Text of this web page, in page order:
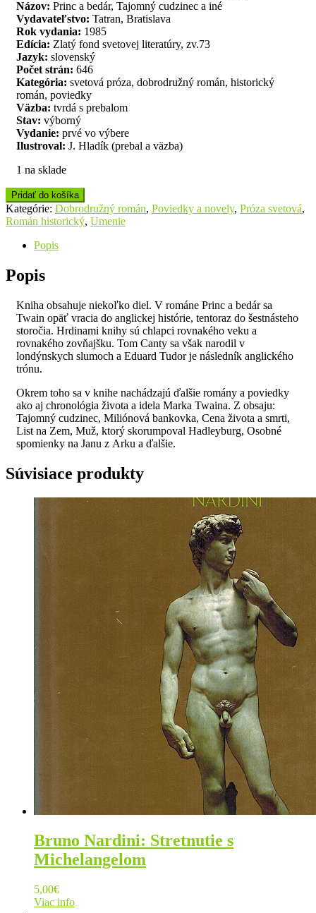
Názov: Princ a bedár, Tajomný cudzinec a iné
Vydavateľstvo: Tatran, Bratislava
Rok vydania: 1985
Edícia: Zlatý fond svetovej literatúry, zv.73
Jazyk: slovenský
Počet strán: 646
Kategória: svetová próza, dobrodružný román, historický
román, poviedky
Väzba: tvrdá s prebalom
Stav: výborný
Vydanie: prvé vo výbere
Ilustroval: J. Hladík (prebal a väzba)
1 na sklade
Pridať do košíka
Kategórie: Dobrodružný román, Poviedky a novely, Próza svetová,
Román historický, Umenie
Popis
Popis
Kniha obsahuje niekoľko diel. V románe Princ a bedár sa
Twain opäť vracia do anglickej histórie, tentoraz do šestnásteho
storočia. Hrdinami knihy sú chlapci rovnakého veku a
rovnakého zovňajšku. Tom Canty sa však narodil v
londýnskych slumoch a Eduard Tudor je následník anglického
trónu.
Okrem toho sa v knihe nachádzajú ďalšie romány a poviedky
ako aj chronológia života a idela Marka Twaina. Z obsaju:
Tajomný cudzinec, Miliónová bankovka, Cena života a smrti,
List na Zem, Muž, ktorý skorumpoval Hadleyburg, Osobné
spomienky na Janu z Arku a ďalšie.
Súvisiace produkty
Bruno Nardini: Stretnutie s
Michelangelom
5,00€
Viac info